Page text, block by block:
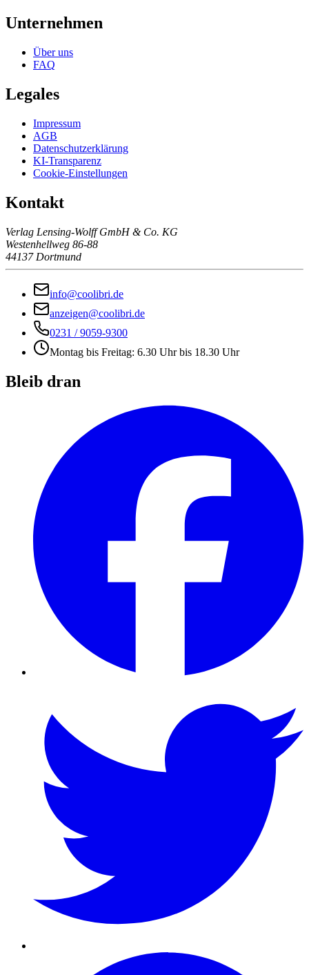
Unternehmen
Über uns
FAQ
Legales
Impressum
AGB
Datenschutzerklärung
KI-Transparenz
Cookie-Einstellungen
Kontakt
Verlag Lensing-Wolff GmbH & Co. KG
Westenhellweg 86-88
44137 Dortmund
info@coolibri.de
anzeigen@coolibri.de
0231 / 9059-9300
Montag bis Freitag: 6.30 Uhr bis 18.30 Uhr
Bleib dran